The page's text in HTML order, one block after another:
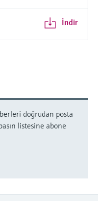
İndir
doğrudan posta
listesine abone